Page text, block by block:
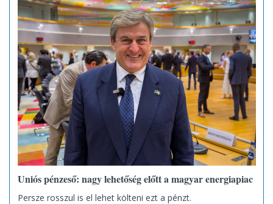
Uniós pénzeső: nagy lehetőség előtt a magyar energiapiac
Persze rosszul is el lehet költeni ezt a pénzt.